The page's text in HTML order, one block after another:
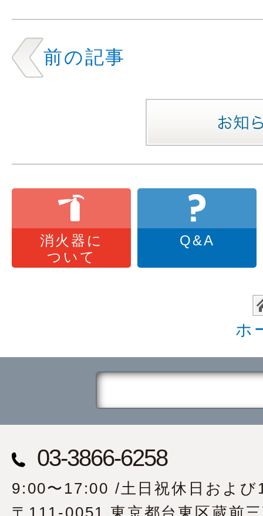
前の記事
消火器に
ついて
Q&A
ホ
03-3866-6258
9:00〜17:00 /土日祝休日およ
〒111-0051 東京都台東区蔵前